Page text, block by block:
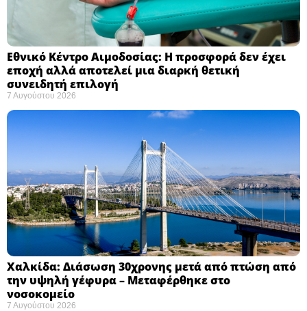
Εθνικό Κέντρο Αιμοδοσίας: H προσφορά δεν έχει
εποχή αλλά αποτελεί μια διαρκή θετική
συνειδητή επιλογή ​
7 Αυγούστου 2026
Χαλκίδα: Διάσωση 30χρονης μετά από πτώση από
την υψηλή γέφυρα – Μεταφέρθηκε στο
νοσοκομείο ​
7 Αυγούστου 2026